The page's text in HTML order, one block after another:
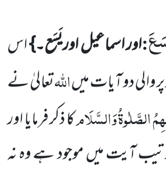
:اور اسماعیل اوریَسَع۔}اس
دو آیات میںاللہتعالیٰ نے
الصَّلٰوۃُ وَالسَّلَامکا ذکر فرمایا اور
آیت میں موجود ہے وہ نہ